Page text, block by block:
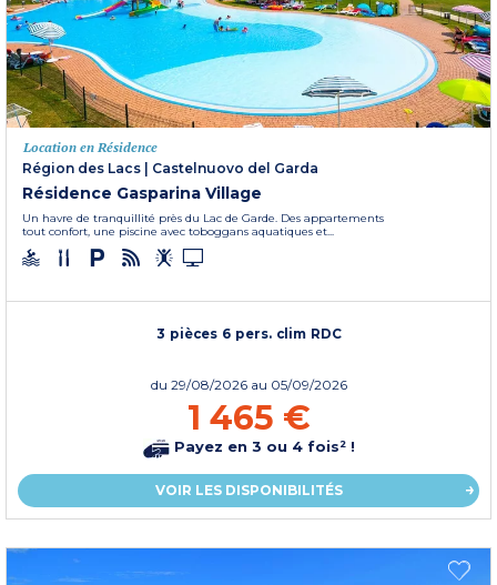
Location en Résidence
Région des Lacs
Castelnuovo del Garda
Résidence Gasparina Village
Un havre de tranquillité près du Lac de Garde. Des appartements
tout confort, une piscine avec toboggans aquatiques et...
3 pièces 6 pers. clim RDC
du 29/08/2026 au 05/09/2026
1 465 €
Payez en 3 ou 4 fois² !
VOIR LES DISPONIBILITÉS